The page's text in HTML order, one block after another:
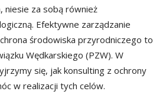
za sobą również
Efektywne zarządzanie
środowiska przyrodniczego to
Wędkarskiego (PZW). W
się, jak konsulting z ochrony
w realizacji tych celów.